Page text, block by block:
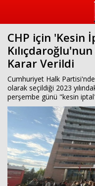
CHP için 'Kesin
Karar Verildi
Cumhuriyet Halk
olarak seçildiği 2023
perşembe günü "kesin